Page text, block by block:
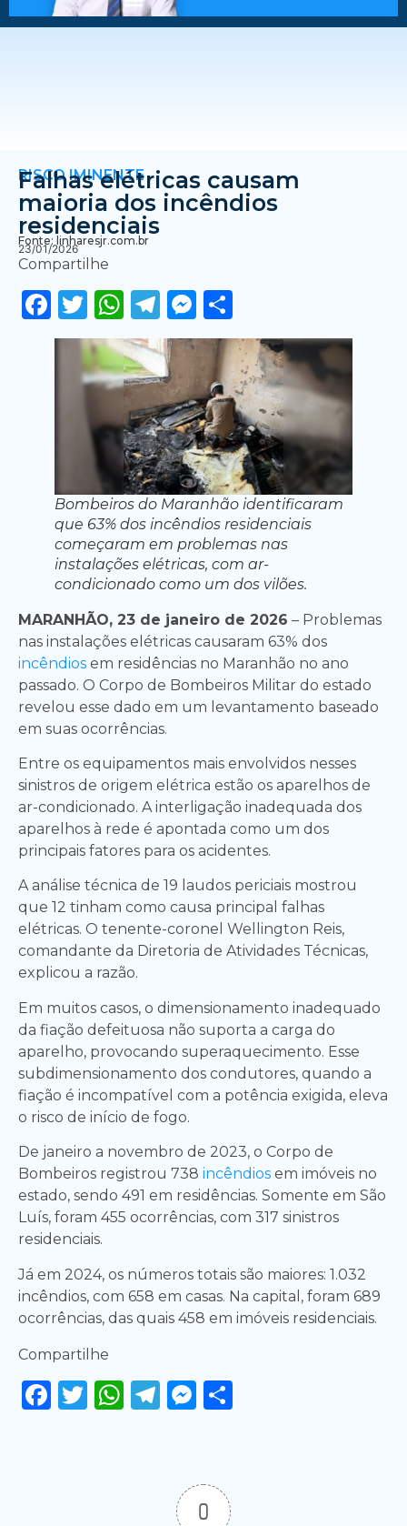
RISCO IMINENTE
Falhas elétricas causam
maioria dos incêndios
residenciais
Fonte: linharesjr.com.br
23/01/2026
Compartilhe
Facebook
Twitter
WhatsApp
Telegram
Messenger
Bombeiros do Maranhão identificaram
que 63% dos incêndios residenciais
começaram em problemas nas
instalações elétricas, com ar-
condicionado como um dos vilões.
MARANHÃO, 23 de janeiro de 2026 – Problemas
nas instalações elétricas causaram 63% dos
incêndios em residências no Maranhão no ano
passado. O Corpo de Bombeiros Militar do estado
revelou esse dado em um levantamento baseado
em suas ocorrências.
Entre os equipamentos mais envolvidos nesses
sinistros de origem elétrica estão os aparelhos de
ar-condicionado. A interligação inadequada dos
aparelhos à rede é apontada como um dos
principais fatores para os acidentes.
A análise técnica de 19 laudos periciais mostrou
que 12 tinham como causa principal falhas
elétricas. O tenente-coronel Wellington Reis,
comandante da Diretoria de Atividades Técnicas,
explicou a razão.
Em muitos casos, o dimensionamento inadequado
da fiação defeituosa não suporta a carga do
aparelho, provocando superaquecimento. Esse
subdimensionamento dos condutores, quando a
fiação é incompatível com a potência exigida, eleva
o risco de início de fogo.
De janeiro a novembro de 2023, o Corpo de
Bombeiros registrou 738 incêndios em imóveis no
estado, sendo 491 em residências. Somente em São
Luís, foram 455 ocorrências, com 317 sinistros
residenciais.
Já em 2024, os números totais são maiores: 1.032
incêndios, com 658 em casas. Na capital, foram 689
ocorrências, das quais 458 em imóveis residenciais.
Compartilhe
Facebook
Twitter
WhatsApp
Telegram
Messenger
0